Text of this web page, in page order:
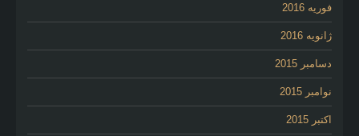
فوریه 2016
ژانویه 2016
دسامبر 2015
نوامبر 2015
اکتبر 2015